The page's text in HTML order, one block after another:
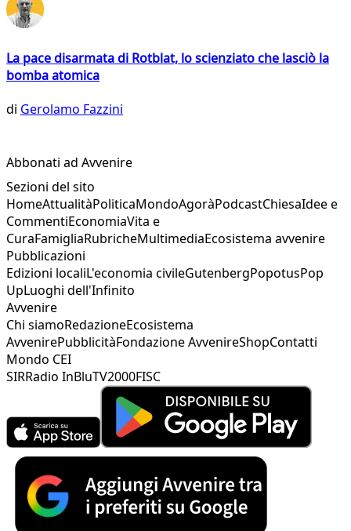
La pace disarmata di Rotblat, lo scienziato che lasciò la
bomba atomica
di Gerolamo Fazzini
Abbonati ad Avvenire
Sezioni del sito
HomeAttualitàPoliticaMondoAgoràPodcastChiesaIdee e
CommentiEconomiaVita e
CuraFamigliaRubricheMultimediaEcosistema avvenire
Pubblicazioni
Edizioni localiL'economia civileGutenbergPopotusPop
UpLuoghi dell'Infinito
Avvenire
Chi siamoRedazioneEcosistema
AvvenirePubblicitàFondazione AvvenireShopContatti
Mondo CEI
SIRRadio InBluTV2000FISC